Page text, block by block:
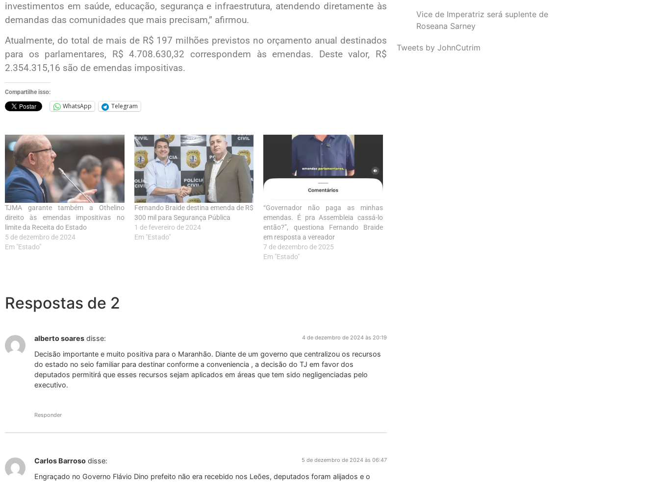
investimentos em saúde, educação, segurança e infraestrutura, atendendo diretamente às
demandas das comunidades que mais precisam,” afirmou.
Atualmente, do total de mais de R$ 197 milhões previstos no orçamento anual destinados
para os parlamentares, R$ 4.708.630,32 correspondem às emendas. Deste valor, R$
2.354.315,16 são de emendas impositivas.
Compartilhe isso:
WhatsApp Telegram
TJMA garante também a Othelino
direito às emendas impositivas no
limite da Receita do Estado
5 de dezembro de 2024
Em "Estado"
Fernando Braide destina emenda de R$
300 mil para Segurança Pública
1 de fevereiro de 2024
Em "Estado"
“Governador não paga as minhas
emendas. É pra Assembleia cassá-lo
então?”, questiona Fernando Braide
em resposta a vereador
7 de dezembro de 2025
Em "Estado"
Respostas de 2
alberto soares disse: 4 de dezembro de 2024 às 20:19
Decisão importante e muito positiva para o Maranhão. Diante de um governo que centralizou os recursos
do estado no seio familiar para destinar conforme a conveniencia , a decisão do TJ em favor dos
deputados permitirá que esses recursos sejam aplicados em áreas que tem sido negligenciadas pelo
executivo.
Responder
Carlos Barroso disse: 5 de dezembro de 2024 às 06:47
Engraçado no Governo Flávio Dino prefeito não era recebido nos Leões, deputados foram alijados e o
Vice de Imperatriz será suplente de
Roseana Sarney
Tweets by JohnCutrim